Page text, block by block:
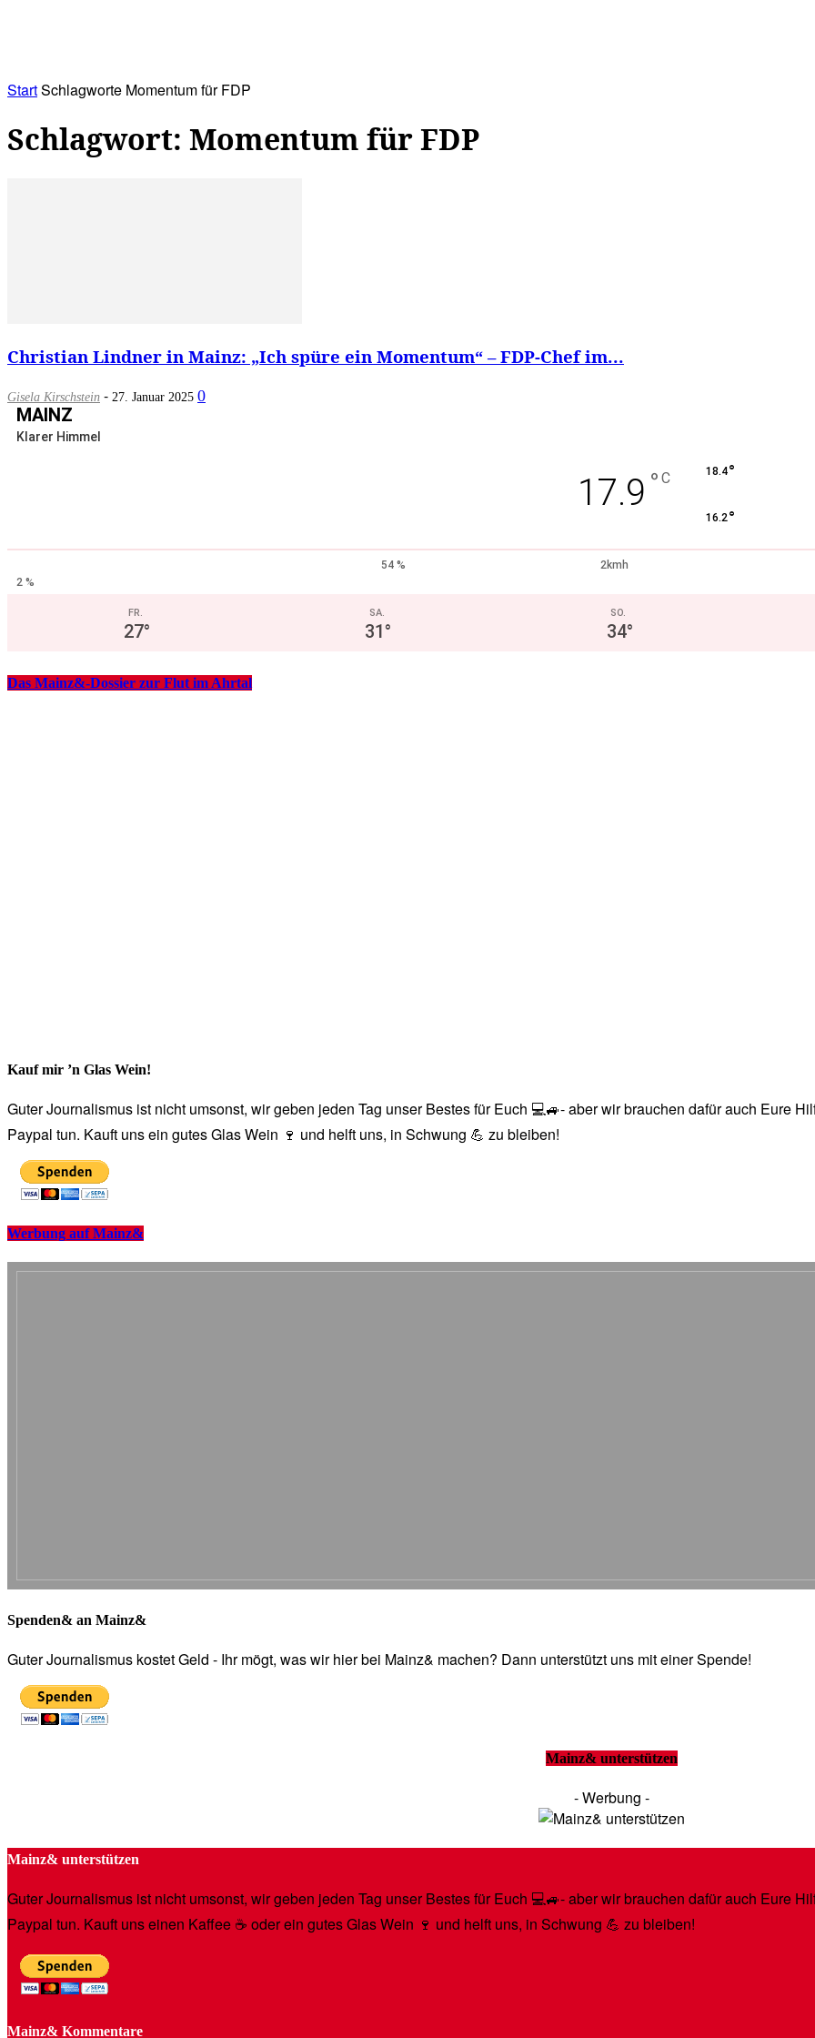
StartSchlagworte Momentum für FDP
Schlagwort: Momentum für FDP
Christian Lindner in Mainz: „Ich spüre ein Momentum“ – FDP-Chef im...
Gisela Kirschstein - 27. Januar 2025 0
MAINZ
Klarer Himmel
17.9 ° C 18.4°
16.2°
54 %
2kmh
2 %
FR.
27°
SA.
31°
SO.
34°
Das Mainz&-Dossier zur Flut im Ahrtal
Kauf mir ’n Glas Wein!
Guter Journalismus ist nicht umsonst, wir geben jeden Tag unser Bestes für Euch 💻🚙- aber wir brauchen dafür auch Eure
Paypal tun. Kauft uns ein gutes Glas Wein 🍷 und helft uns, in Schwung 💪 zu bleiben!
Werbung auf Mainz&
Spenden& an Mainz&
Guter Journalismus kostet Geld - Ihr mögt, was wir hier bei Mainz& machen? Dann unterstützt uns mit einer Spende!
Mainz& unterstützen
- Werbung -
Mainz& unterstützen
Guter Journalismus ist nicht umsonst, wir geben jeden Tag unser Bestes für Euch 💻🚙- aber wir brauchen dafür auch Eure
Paypal tun. Kauft uns einen Kaffee ☕️ oder ein gutes Glas Wein 🍷 und helft uns, in Schwung 💪 zu bleiben!
Mainz& Kommentare